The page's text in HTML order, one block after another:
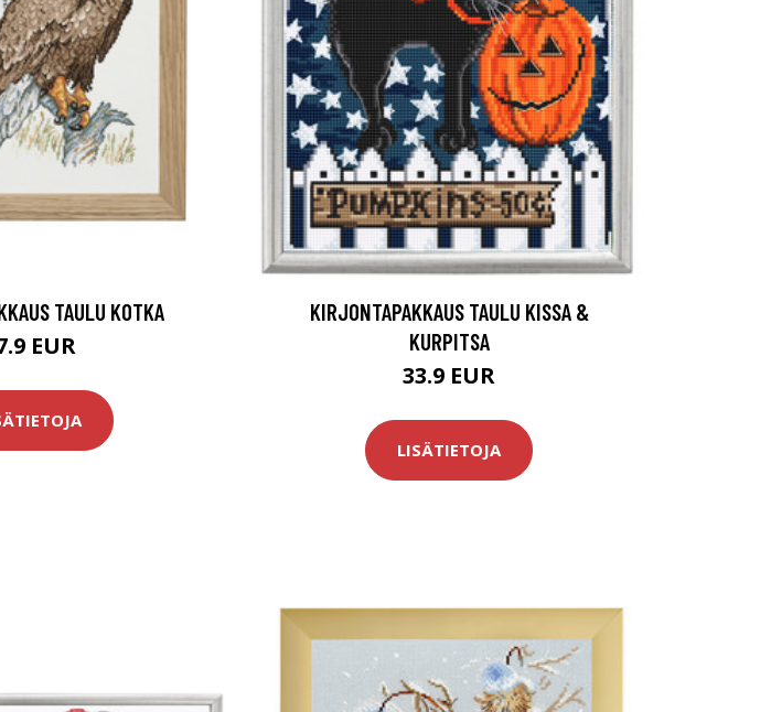
TAULU KOTKA
EUR
KIRJONTAPAKKAUS TAULU KISSA &
KURPITSA
33.9 EUR
LISÄTIETOJA